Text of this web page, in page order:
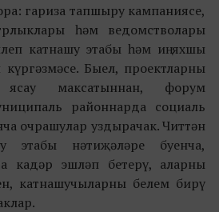
гариза тапшыру кампаниясе,
һәм ведомстволары
катнашу этабы һәм иң яхшы
күргәзмәсе. Быел, проектларны
максатыннан, форум
районнарда социаль
очрашулар уздырачак. Читтән
этабы нәтиҗәләре буенча,
кадәр эшләп бетерү, аларны
катнашучыларны белем бирү